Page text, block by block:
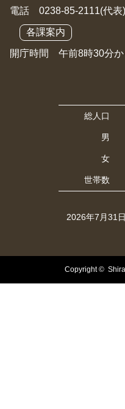
電話 0238-85-2111(代
各課案内
開庁時間 午前8時30分か
総人口
男
女
世帯数
2026年7月31
Copyright ©